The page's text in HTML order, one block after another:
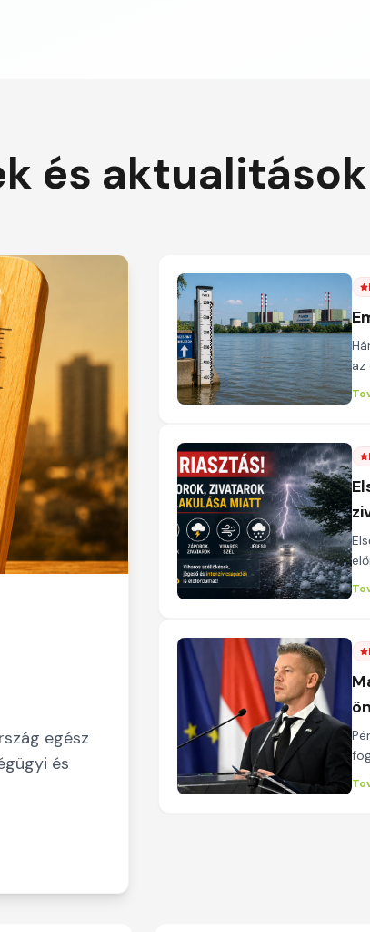
és aktualitások
egész
és
az
-
is